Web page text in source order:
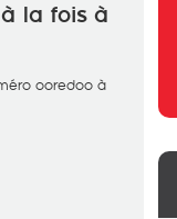
la fois à
ooredoo à